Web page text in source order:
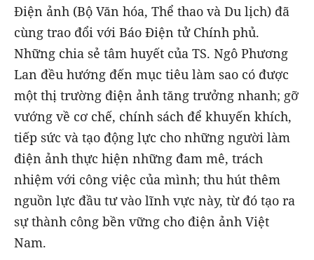
Điện ảnh (Bộ Văn hóa, Thể thao và Du lịch) đã
cùng trao đổi với Báo Điện tử Chính phủ.
Những chia sẻ tâm huyết của TS. Ngô Phương
Lan đều hướng đến mục tiêu làm sao có được
một thị trường điện ảnh tăng trưởng nhanh; gỡ
vướng về cơ chế, chính sách để khuyến khích,
tiếp sức và tạo động lực cho những người làm
điện ảnh thực hiện những đam mê, trách
nhiệm với công việc của mình; thu hút thêm
nguồn lực đầu tư vào lĩnh vực này, từ đó tạo ra
sự thành công bền vững cho điện ảnh Việt
Nam.